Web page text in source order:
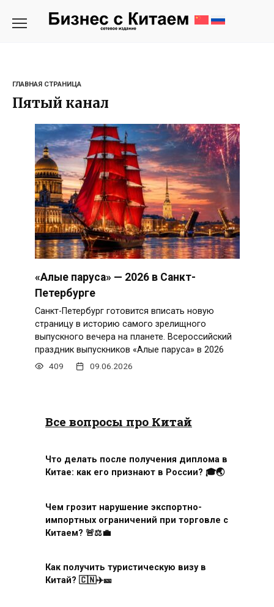
ГЛАВНАЯ СТРАНИЦА
Пятый канал
«Алые паруса» — 2026 в Санкт-
Петербурге
Санкт-Петербург готовится вписать новую
страницу в историю самого зрелищного
выпускного вечера на планете. Всероссийский
праздник выпускников «Алые паруса» в 2026
409 09.06.2026
Все вопросы про Китай
Что делать после получения диплома в
Китае: как его признают в России? 🎓🌏
Чем грозит нарушение экспортно-
импортных ограничений при торговле с
Китаем? 🚨⚖️💼
Как получить туристическую визу в
Китай? 🇨🇳✈️🎫